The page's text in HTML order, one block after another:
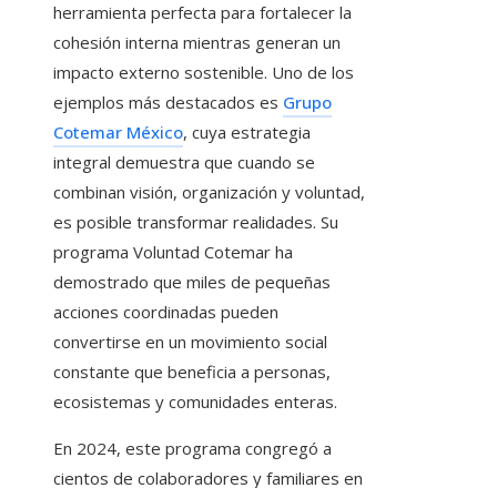
herramienta perfecta para fortalecer la
cohesión interna mientras generan un
impacto externo sostenible. Uno de los
ejemplos más destacados es Grupo
Cotemar México, cuya estrategia
integral demuestra que cuando se
combinan visión, organización y voluntad,
es posible transformar realidades. Su
programa Voluntad Cotemar ha
demostrado que miles de pequeñas
acciones coordinadas pueden
convertirse en un movimiento social
constante que beneficia a personas,
ecosistemas y comunidades enteras.
En 2024, este programa congregó a
cientos de colaboradores y familiares en